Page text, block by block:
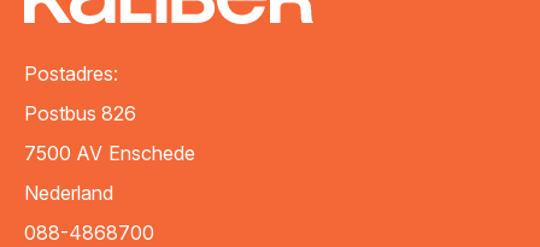
Postadres:
Postbus 826
7500 AV Enschede
Nederland
088-4868700